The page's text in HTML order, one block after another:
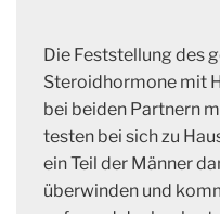
Die Feststellung des
Steroidhormone mit
bei beiden Partnern
testen bei sich zu
ein Teil der Männer
überwinden und